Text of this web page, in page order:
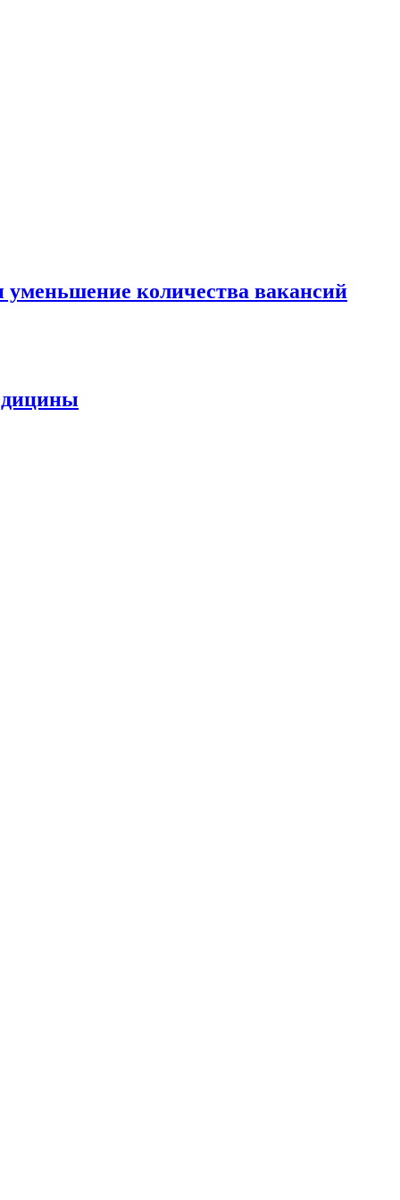
уменьшение количества вакансий